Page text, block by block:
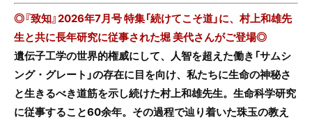
◎『致知』2026年7月号 特集「続けてこそ道」に、村上和雄先
生と共に長年研究に従事された堀 美代さんがご登場◎
遺伝子工学の世界的権威にして、人智を超えた働き「サムシ
ング・グレート」の存在に目を向け、私たちに生命の神秘さ
と生きるべき道筋を示し続けた村上和雄先生。生命科学研究
に従事すること60余年。その過程で辿り着いた珠玉の教え